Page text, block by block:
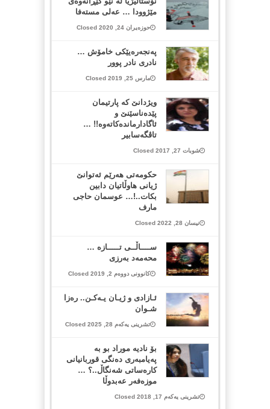
مێژوودا … عەلی مستەفا
حوزەیران 24, 2020 Closed
په‌نجه‌ره‌یێكی خامۆش …
نادری نادر پوور
مارس 25, 2019 Closed
ویژدانێ کە پارتیمان
پێدەناسێنێ و
ئاگادارماندەکاتەوە!! …
تاڤگەسابیر
شوبات 27, 2017 Closed
حکومەتی هەرێم ئەتوانێ
ژیانی هاوڵاتیان دابین
بکات..!… عوسمان حاجی
مارف
نیسان 28, 2022 Closed
ســــاڵــی تـــــازە …
محەمەد بەرزی
کانوونی دووەم 2, 2019 Closed
ئـازادی و ژیـان یـەکـن.. رەزا
شـوان
تشرینی یەکەم 28, 2025 Closed
بۆ نادیە موراد بو بە
پەیامبەری دەنگی قوربانیانی
کارەساتی شەنگاڵ..؟ …
موزەفەر عەبدوڵا
تشرینی یەکەم 17, 2018 Closed